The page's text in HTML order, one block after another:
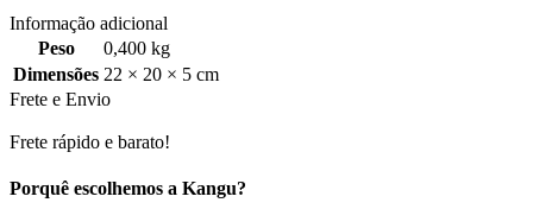
Informação adicional
Peso
0,400 kg
Dimensões 22 × 20 × 5 cm
Frete e Envio
Frete rápido e barato!
Porquê escolhemos a Kangu?